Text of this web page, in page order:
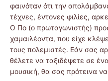
φαινόταν ότι την
τέχνες, έντονες φιλίες,
Ο Πο (ο πρωταγωνιστής)
χαμαιλέοντα, που είχε
τους πολεμιστές. Εάν σας
θέλετε να ταξιδέψετε σε
μουσική, θα σας πρότεινα να